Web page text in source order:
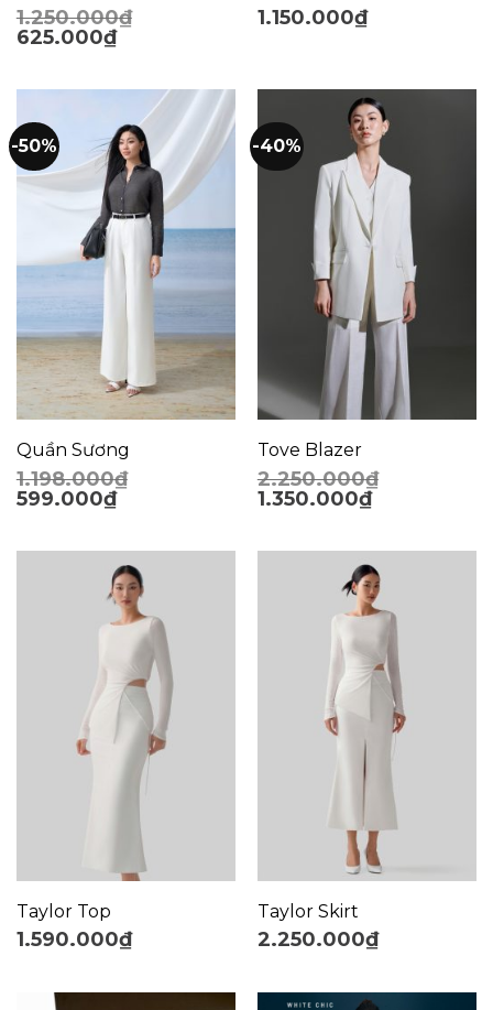
1.250.000₫
625.000₫
1.150.000₫
-50%
Quần Sương
1.198.000₫
599.000₫
-40%
Tove Blazer
2.250.000₫
1.350.000₫
Taylor Top
1.590.000₫
Taylor Skirt
2.250.000₫